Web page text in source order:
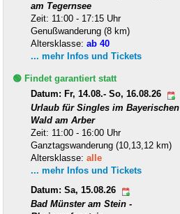
am Tegernsee
Zeit: 11:00 - 17:15 Uhr
Genußwanderung (8 km)
Altersklasse:ab 40
... mehr Infos und Tickets
🟢 Findet garantiert statt
Datum: Fr, 14.08.- So, 16.08.26
Urlaub für Singles im Bayerischen
Wald am Arber
Zeit: 11:00 - 16:00 Uhr
Ganztagswanderung (10,13,12 km)
Altersklasse:alle
... mehr Infos und Tickets
Datum: Sa, 15.08.26
Bad Münster am Stein -